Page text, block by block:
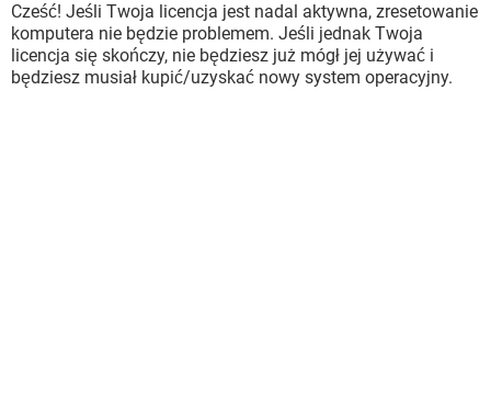
Cześć! Jeśli Twoja licencja jest nadal aktywna, zresetowanie
komputera nie będzie problemem. Jeśli jednak Twoja
licencja się skończy, nie będziesz już mógł jej używać i
będziesz musiał kupić/uzyskać nowy system operacyjny.